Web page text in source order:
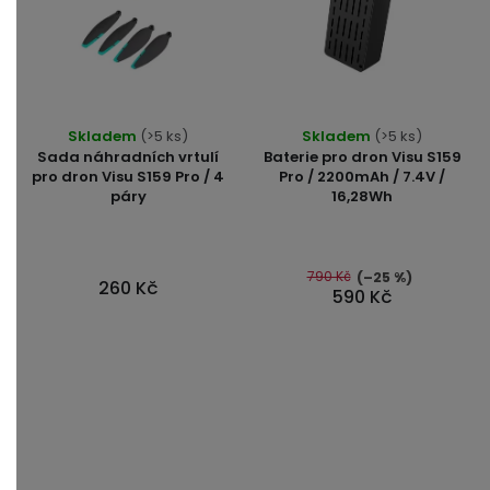
Sada náhradních vrtulí
pro dron Visu S159 Pro / 4
páry
hodnocení
produktu
je
5
Skladem (>5 ks)
260 Kč
Baterie pro dron Visu S159
Pro / 2200mAh / 7.4V /
16,28Wh
Skladem (>5 ks)
590 Kč
790 Kč (–25 %)